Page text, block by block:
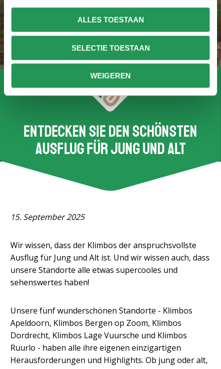
ALLES TOESTAAN
SELECTIE TOESTAAN
WEIGEREN
Entdecken Sie den schönsten
Ausflug für Jung und Alt
15. September 2025
Wir wissen, dass der Klimbos der anspruchsvollste
Ausflug für Jung und Alt ist. Und wir wissen auch, dass
unsere Standorte alle etwas supercooles und
sehenswertes haben!
Unsere fünf wunderschönen Standorte - Klimbos
Apeldoorn, Klimbos Bergen op Zoom, Klimbos
Dordrecht, Klimbos Lage Vuursche und Klimbos
Ruurlo - haben alle ihre eigenen einzigartigen
Herausforderungen und Highlights. Ob jung oder alt,